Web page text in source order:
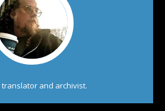
and archivist.